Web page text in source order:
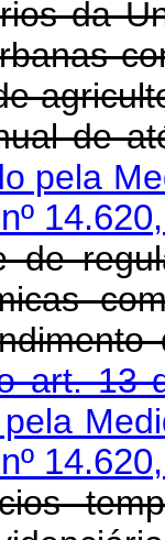
da
de
pela
de
art. 13